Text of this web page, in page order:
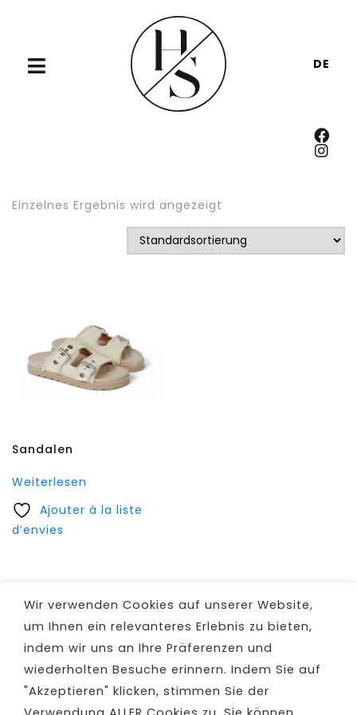
DE
Einzelnes Ergebnis wird angezeigt
Sandalen
Weiterlesen
Ajouter à la liste
d’envies
Wir verwenden Cookies auf unserer Website,
um Ihnen ein relevanteres Erlebnis zu bieten,
indem wir uns an Ihre Präferenzen und
wiederholten Besuche erinnern. Indem Sie auf
"Akzeptieren" klicken, stimmen Sie der